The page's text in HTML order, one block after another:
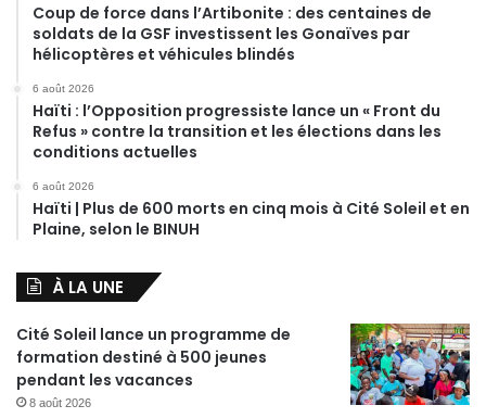
Coup de force dans l’Artibonite : des centaines de
soldats de la GSF investissent les Gonaïves par
hélicoptères et véhicules blindés
6 août 2026
Haïti : l’Opposition progressiste lance un « Front du
Refus » contre la transition et les élections dans les
conditions actuelles
6 août 2026
Haïti | Plus de 600 morts en cinq mois à Cité Soleil et en
Plaine, selon le BINUH
À LA UNE
Cité Soleil lance un programme de
formation destiné à 500 jeunes
pendant les vacances
8 août 2026